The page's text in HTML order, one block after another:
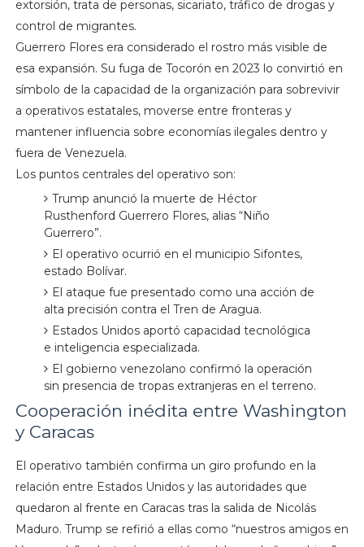
extorsión, trata de personas, sicariato, tráfico de drogas y
control de migrantes.
Guerrero Flores era considerado el rostro más visible de
esa expansión. Su fuga de Tocorón en 2023 lo convirtió en
símbolo de la capacidad de la organización para sobrevivir
a operativos estatales, moverse entre fronteras y
mantener influencia sobre economías ilegales dentro y
fuera de Venezuela.
Los puntos centrales del operativo son:
Trump anunció la muerte de Héctor
Rusthenford Guerrero Flores, alias “Niño
Guerrero”.
El operativo ocurrió en el municipio Sifontes,
estado Bolívar.
El ataque fue presentado como una acción de
alta precisión contra el Tren de Aragua.
Estados Unidos aportó capacidad tecnológica
e inteligencia especializada.
El gobierno venezolano confirmó la operación
sin presencia de tropas extranjeras en el terreno.
Cooperación inédita entre Washington
y Caracas
El operativo también confirma un giro profundo en la
relación entre Estados Unidos y las autoridades que
quedaron al frente en Caracas tras la salida de Nicolás
Maduro. Trump se refirió a ellas como “nuestros amigos en